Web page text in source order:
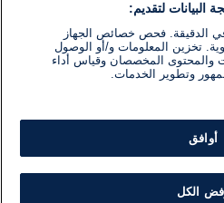
البيانات لتقديم:
الدقيقة. فحص خصائص الجهاز
تخزين المعلومات و/أو الوصول
والمحتوى المخصصان وقياس أداء
وتطوير الخدمات.
أوافق
الكل